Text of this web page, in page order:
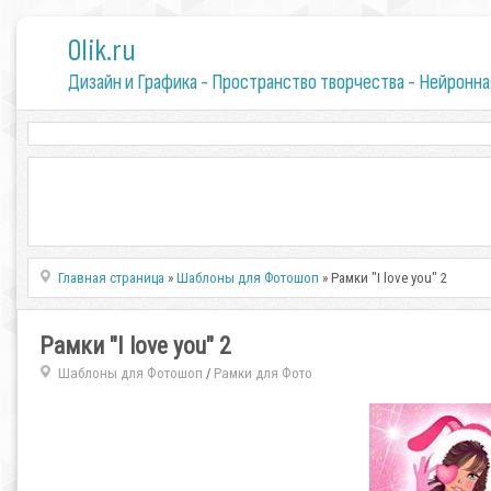
0lik.ru
Дизайн и Графика - Пространство творчества -
Главная страница »Шаблоны для Фотошоп » Рамки "I love you" 2
Рамки "I love you" 2
Шаблоны для Фотошоп / Рамки для Фото